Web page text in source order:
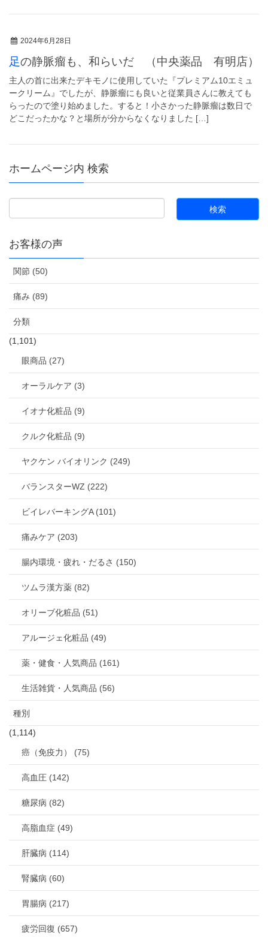
2024年6月28日
足の静脈瘤も、和らいだ （中央薬品 有明店）
主人の首に出来たデキモノに使用していた『プレミアム10エミュ
ークリーム』でしたが、静脈瘤にも良いと従業員さんに教えても
らったので塗り始めました。すると！小さかった静脈瘤は数日で
どこだったかな？と場所が分からなくなりました […]
ホームページ内 検索
お客様の声
関節 (50)
痛み (89)
分類
(1,101)
眼商品 (27)
オーラルケア (3)
イオナ化粧品 (9)
クルク化粧品 (9)
ヤクケン バイオリンク (249)
バランスターWZ (222)
ビイレバーキングA (101)
痛みケア (203)
腸内環境・疲れ・だるさ (150)
ツムラ漢方薬 (82)
オリーブ化粧品 (51)
アルージェ化粧品 (49)
薬・健食・人気商品 (161)
生活雑貨・人気商品 (56)
種別
(1,114)
癌（免疫力） (75)
高血圧 (142)
糖尿病 (82)
高脂血症 (49)
肝臓病 (114)
腎臓病 (60)
胃腸病 (217)
疲労回復 (657)